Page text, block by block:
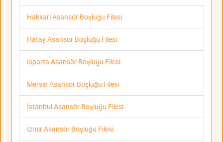
Hakkari Asansör Boşluğu Filesi
Hatay Asansör Boşluğu Filesi
Isparta Asansör Boşluğu Filesi
Mersin Asansör Boşluğu Filesi
İstanbul Asansör Boşluğu Filesi
İzmir Asansör Boşluğu Filesi